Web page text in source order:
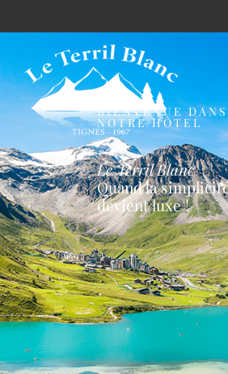
BIENVENUE DANS
NOTRE HÔTEL
LeTerril Blanc
Quand la
devient luxe !